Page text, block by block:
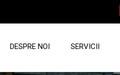
DESPRE NOI SERVICII